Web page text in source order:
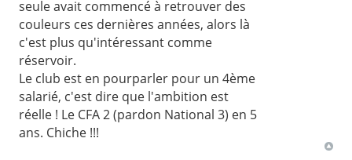
seule avait commencé à retrouver des
couleurs ces dernières années, alors là
c'est plus qu'intéressant comme
réservoir.
Le club est en pourparler pour un 4ème
salarié, c'est dire que l'ambition est
réelle ! Le CFA 2 (pardon National 3) en 5
ans. Chiche !!!